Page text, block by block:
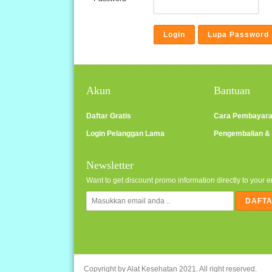
Akun
Daftar Gratis
Login Pelanggan Lama
Bantuan
Cara
Pengembalian
Newsletter
Want to get discount promo information directly to your
Copyright byAlat Kesehatan 2021. All right reserved.